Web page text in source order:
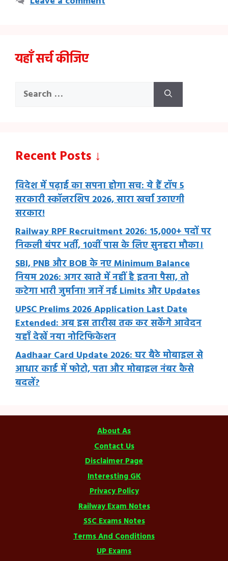
यहाँ सर्च कीजिए
Search
Recent Posts ↓
विदेश में पढ़ाई का सपना होगा सच: ये हैं टॉप 5
सरकारी स्कॉलरशिप 2026, सारा खर्चा उठाएगी
सरकार!
Railway RPF Recruitment 2026: 15,000+ पदों पर
निकली बंपर भर्ती, 10वीं पास के लिए सुनहरा मौका।
SBI, PNB और BOB के नए Minimum Balance
नियम 2026: अगर खाते में नहीं है इतना पैसा, तो
कटेगा भारी जुर्माना! जानें नई Limits और Updates
UPSC Prelims 2026 Application Last Date
Extended: अब इस तारीख तक कर सकेंगे आवेदन
यहाँ देखें नया नोटिफिकेशन
Aadhaar Card Update 2026: घर बैठे मोबाइल से
आधार कार्ड में फोटो, पता और मोबाइल नंबर कैसे
बदलें?
About As
Contact Us
Disclaimer Page
Interesting GK
Privacy Policy
Railway Exam Notes
SSC Exams Notes
Terms And Conditions
UP Exams